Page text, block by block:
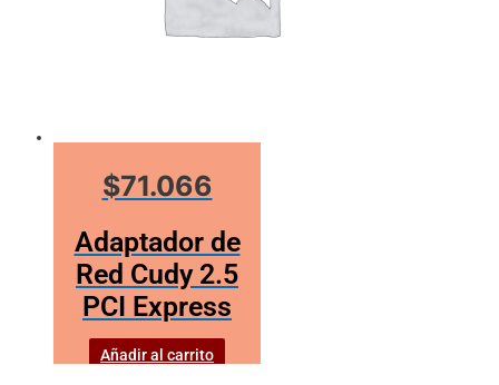
$71.066
Adaptador de
Red Cudy 2.5
PCI Express
Añadir al carrito